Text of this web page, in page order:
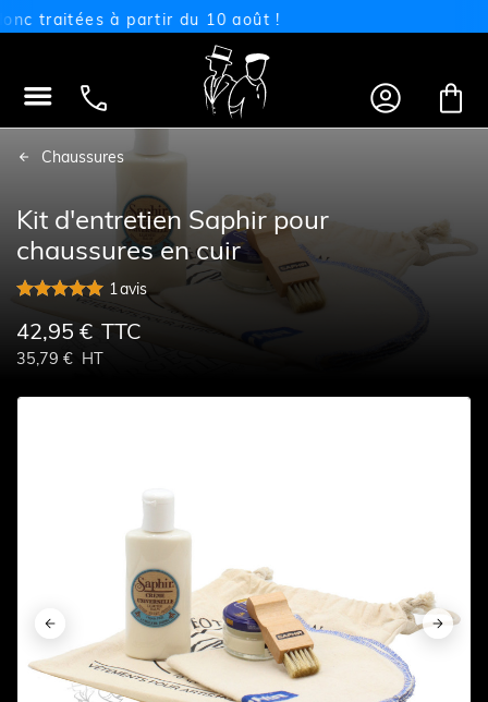
traitées à partir du 10 août !
   
Chaussures
Kit d'entretien Saphir pour
chaussures en cuir
1avis
42,95 € TTC
35,79 € HT
 
 
 
 
 
 
 
 